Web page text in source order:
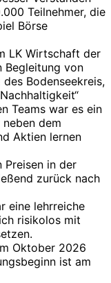
Teilnehmer, die
Börse
LK Wirtschaft der
Begleitung von
Bodenseekreis,
Teams war es ein
dem
Aktien lernen
Preisen in der
zurück nach
eine lehrreiche
risikolos mit
Oktober 2026
ist am